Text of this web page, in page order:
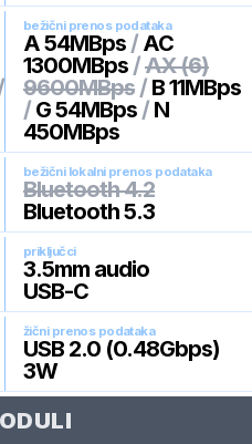
bežični prenos podataka
A 54MBps / AC
1300MBps /AX (6)
9600MBps / B 11MBps
/ G 54MBps / N
450MBps
bežični lokalni prenos podataka
Bluetooth 4.2
Bluetooth 5.3
priključci
3.5mm audio
USB-C
žični prenos podataka
USB 2.0 (0.48Gbps)
3W